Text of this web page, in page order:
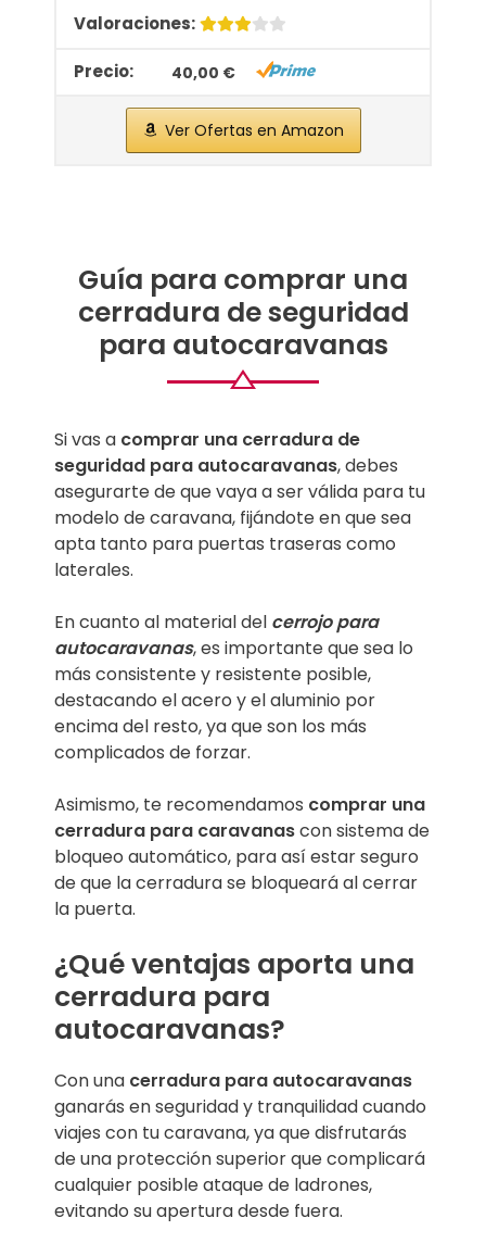
40,00 €
Ver Ofertas en Amazon
Guía para comprar una
cerradura de seguridad
para autocaravanas
Si vas a comprar una cerradura de
seguridad para autocaravanas, debes
asegurarte de que vaya a ser válida para tu
modelo de caravana, fijándote en que sea
apta tanto para puertas traseras como
laterales.
En cuanto al material del cerrojo para
autocaravanas, es importante que sea lo
más consistente y resistente posible,
destacando el acero y el aluminio por
encima del resto, ya que son los más
complicados de forzar.
Asimismo, te recomendamos comprar una
cerradura para caravanascon sistema de
bloqueo automático, para así estar seguro
de que la cerradura se bloqueará al cerrar
la puerta.
¿Qué ventajas aporta una
cerradura para
autocaravanas?
Con una cerradura para autocaravanas
ganarás en seguridad y tranquilidad cuando
viajes con tu caravana, ya que disfrutarás
de una protección superior que complicará
cualquier posible ataque de ladrones,
evitando su apertura desde fuera.